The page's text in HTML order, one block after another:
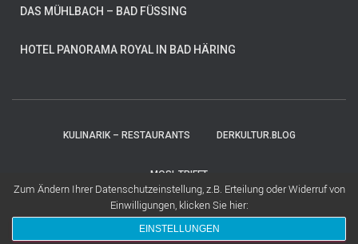
DAS MÜHLBACH – BAD FÜSSING
HOTEL PANORAMA ROYAL IN BAD HÄRING
KULINARIK – RESTAURANTS DERKULTUR.BLOG
MOSI-TRIFFT
Hestia | Entwickelt vonThemeIsle
Zum Ändern Ihrer Datenschutzeinstellung, z.B. Erteilung oder Widerruf von
Einwilligungen, klicken Sie hier:
EINSTELLUNGEN